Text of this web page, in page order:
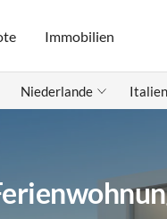
Immobilien
Niederlande Italien